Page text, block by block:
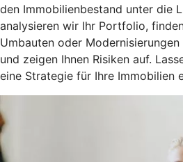
den Immobilienbestand unter die
analysieren wir Ihr Portfolio,
Umbauten oder
und zeigen Ihnen Risiken auf.
eine Strategie für Ihre Immobilien